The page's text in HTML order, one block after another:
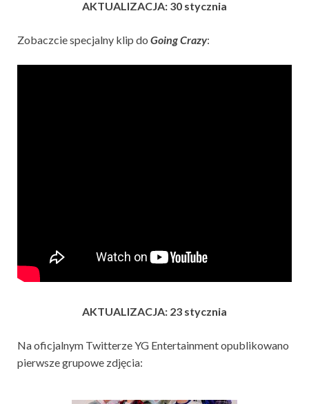
AKTUALIZACJA: 30 stycznia
Zobaczcie specjalny klip do Going Crazy:
AKTUALIZACJA: 23 stycznia
Na oficjalnym Twitterze YG Entertainment opublikowano
pierwsze grupowe zdjęcia: